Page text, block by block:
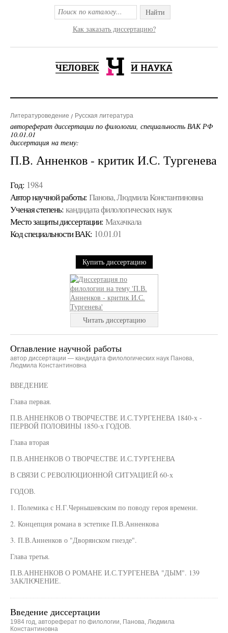
Найти
Как заказать диссертацию?
Литературоведение Русская литература
автореферат диссертации по филологии, специальность ВАК РФ
10.01.01
диссертация на тему:
П.В. Анненков - критик И.С. Тургенева
Год: 1984
Автор научной работы: Панова, Людмила Константиновна
Ученая cтепень: кандидата филологических наук
Место защиты диссертации: Махачкала
Код cпециальности ВАК: 10.01.01
Купить диссертацию
Читать диссертацию
Оглавление научной работы
автор диссертации — кандидата филологических наук Панова,
Людмила Константиновна
ВВЕДЕНИЕ
Глава первая.
П.В.АННЕНКОВ О ТВОРЧЕСТВЕ И.С.ТУРГЕНЕВА 1840-х -
ПЕРВОЙ ПОЛОВИНЫ 1850-х ГОДОВ.
Глава вторая
П.В.АННЕНКОВ О ТВОРЧЕСТВЕ И.С.ТУРГЕНЕВА
В СВЯЗИ С РЕВОЛЮЦИОННОЙ СИТУАЦИЕЙ 60-х
ГОДОВ.
1. Полемика с Н.Г.Чернышевским по поводу героя времени.
2. Концепция романа в эстетике П.В.Анненкова
3. П.В.Анненков о "Дворянском гнезде".
Глава третья.
П.В.АННЕНКОВ О РОМАНЕ И.С.ТУРГЕНЕВА "ДЫМ". 139
ЗАКЛЮЧЕНИЕ.
Введение диссертации
1984 год, автореферат по филологии, Панова, Людмила
Константиновна